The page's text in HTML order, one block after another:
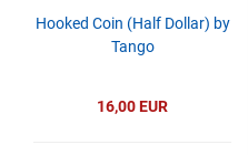
Hooked Coin (Half Dollar) by
Tango
16,00 EUR